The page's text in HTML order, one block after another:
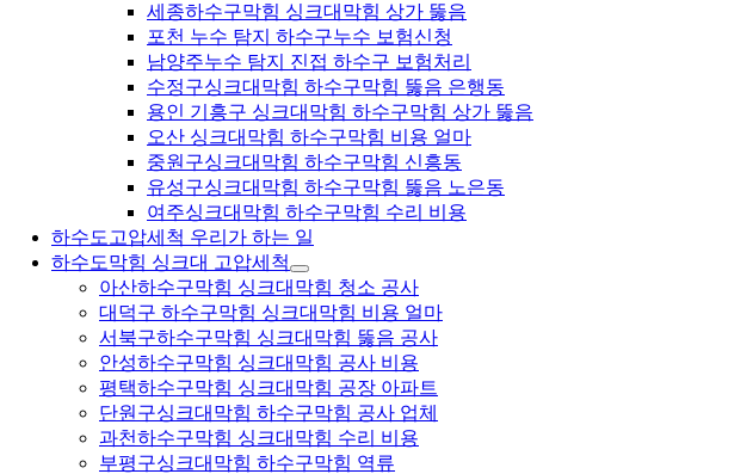
세종하수구막힘 싱크대막힘 상가 뚫음
포천 누수 탐지 하수구누수 보험신청
남양주누수 탐지 진접 하수구 보험처리
수정구싱크대막힘 하수구막힘 뚫음 은행동
용인 기흥구 싱크대막힘 하수구막힘 상가 뚫음
오산 싱크대막힘 하수구막힘 비용 얼마
중원구싱크대막힘 하수구막힘 신흥동
유성구싱크대막힘 하수구막힘 뚫음 노은동
여주싱크대막힘 하수구막힘 수리 비용
하수도고압세척 우리가 하는 일
하수도막힘 싱크대 고압세척
아산하수구막힘 싱크대막힘 청소 공사
대덕구 하수구막힘 싱크대막힘 비용 얼마
서북구하수구막힘 싱크대막힘 뚫음 공사
안성하수구막힘 싱크대막힘 공사 비용
평택하수구막힘 싱크대막힘 공장 아파트
단원구싱크대막힘 하수구막힘 공사 업체
과천하수구막힘 싱크대막힘 수리 비용
부평구싱크대막힘 하수구막힘 역류